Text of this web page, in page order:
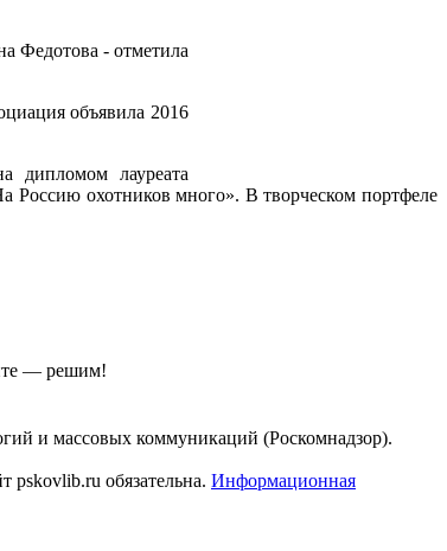
Федотова - отметила
объявила 2016
дипломом лауреата
Россию охотников много». В творческом портфеле
— решим!
и массовых коммуникаций (Роскомнадзор).
pskovlib.ru обязательна. Информационная